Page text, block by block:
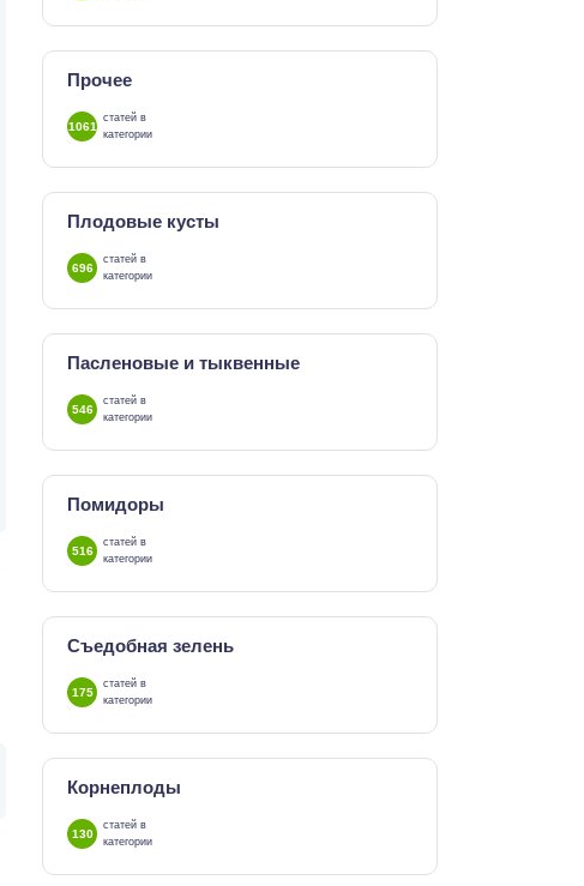
Прочее
1061
статей в
категории
Плодовые кусты
696
статей в
категории
Пасленовые и тыквенные
546
статей в
категории
Помидоры
516
статей в
категории
Съедобная зелень
175
статей в
категории
Корнеплоды
130
статей в
категории